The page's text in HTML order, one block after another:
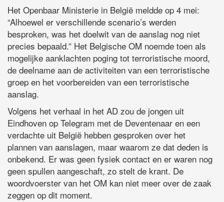
Het Openbaar Ministerie in België meldde op 4 mei:
“Alhoewel er verschillende scenario’s werden
besproken, was het doelwit van de aanslag nog niet
precies bepaald.” Het Belgische OM noemde toen als
mogelijke aanklachten poging tot terroristische moord,
de deelname aan de activiteiten van een terroristische
groep en het voorbereiden van een terroristische
aanslag.
Volgens het verhaal in het AD zou de jongen uit
Eindhoven op Telegram met de Deventenaar en een
verdachte uit België hebben gesproken over het
plannen van aanslagen, maar waarom ze dat deden is
onbekend. Er was geen fysiek contact en er waren nog
geen spullen aangeschaft, zo stelt de krant. De
woordvoerster van het OM kan niet meer over de zaak
zeggen op dit moment.